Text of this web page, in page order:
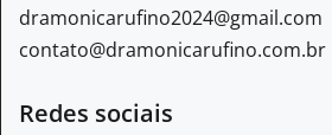
dramonicarufino2024@gmail.com
contato@dramonicarufino.com.br
Redes sociais